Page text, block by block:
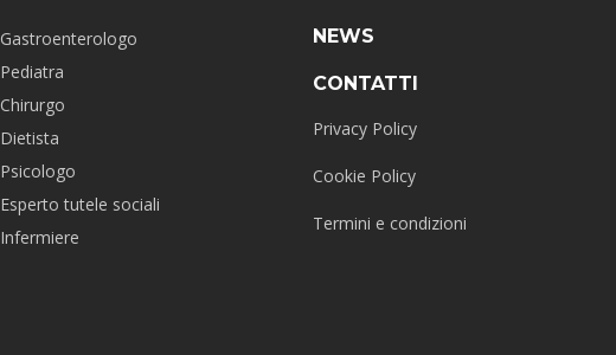
Gastroenterologo
Pediatra
Chirurgo
Dietista
Psicologo
Esperto tutele sociali
Infermiere
NEWS
CONTATTI
Privacy Policy
Cookie Policy
Termini e condizioni